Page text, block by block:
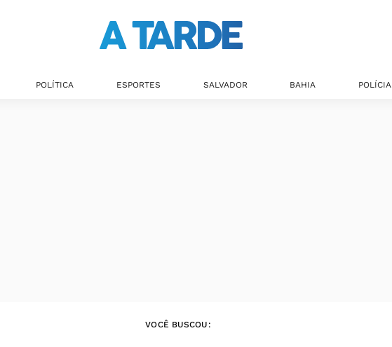
POLÍTICA ESPORTES SALVADOR BAHIA POLÍCIA
VOCÊ BUSCOU: